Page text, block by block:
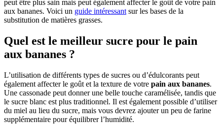
peut être plus sain mais peut également affecter le goût de votre pain
aux bananes. Voici un guide intéressant sur les bases de la
substitution de matières grasses.
Quel est le meilleur sucre pour le pain
aux bananes ?
L’utilisation de différents types de sucres ou d’édulcorants peut
également affecter le goût et la texture de votre pain aux bananes.
Une cassonade peut donner une belle touche caramélisée, tandis que
le sucre blanc est plus traditionnel. Il est également possible d’utiliser
du miel au lieu du sucre, mais vous devrez ajouter un peu de farine
supplémentaire pour équilibrer l’humidité.